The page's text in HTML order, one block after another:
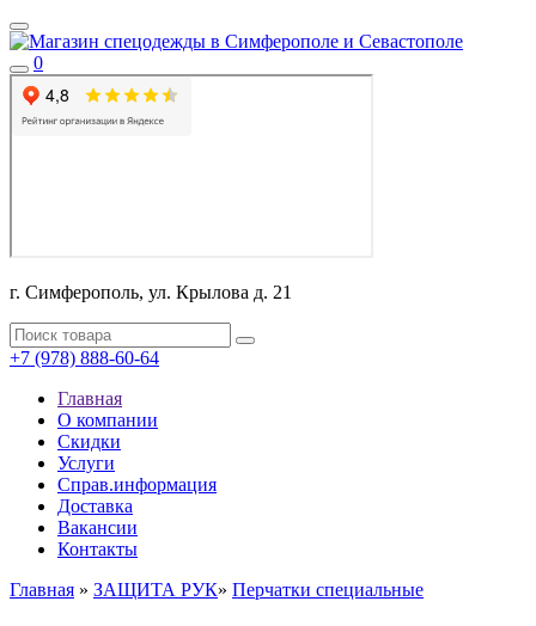
0
г. Симферополь, ул. Крылова д. 21
+7 (978) 888-60-64
Главная
О компании
Скидки
Услуги
Справ.информация
Доставка
Вакансии
Контакты
Главная » ЗАЩИТА РУК» Перчатки специальные